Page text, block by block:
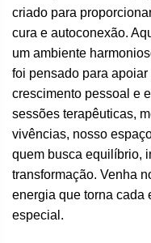
criado para
cura e autoconexão.
um ambiente
foi pensado para
crescimento pessoal e
sessões terapêuticas,
vivências, nosso
quem busca equilíbrio,
transformação. Venha
energia que torna cada
especial.